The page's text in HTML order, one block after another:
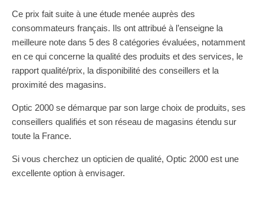
Ce prix fait suite à une étude menée auprès des
consommateurs français. Ils ont attribué à l’enseigne la
meilleure note dans 5 des 8 catégories évaluées, notamment
en ce qui concerne la qualité des produits et des services, le
rapport qualité/prix, la disponibilité des conseillers et la
proximité des magasins.
Optic 2000 se démarque par son large choix de produits, ses
conseillers qualifiés et son réseau de magasins étendu sur
toute la France.
Si vous cherchez un opticien de qualité, Optic 2000 est une
excellente option à envisager.